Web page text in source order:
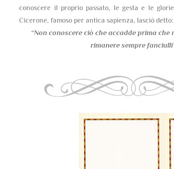
conoscere il proprio passato, le gesta e le
Cicerone, famoso per antica sapienza, lasciò detto:
“Non conoscere ciò che accadde prima che
rimanere sempre